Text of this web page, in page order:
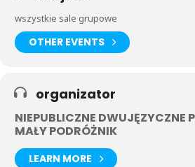
wszystkie sale grupowe
OTHER EVENTS
organizator
NIEPUBLICZNE DWUJĘZYCZNE
MAŁY PODRÓŻNIK
LEARN MORE